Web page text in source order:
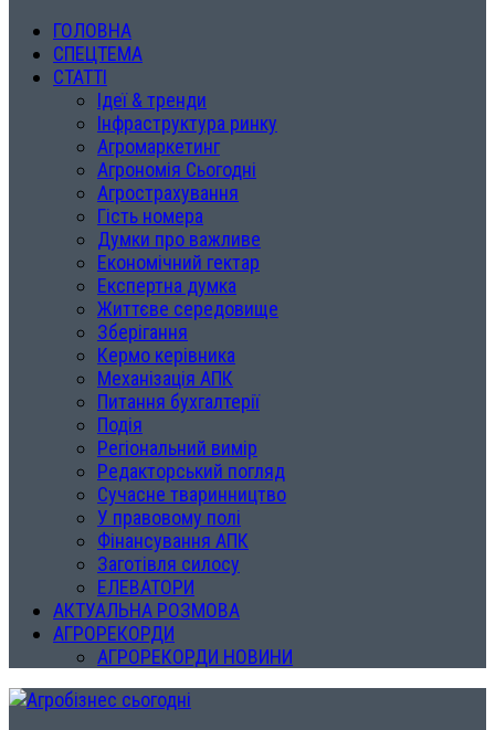
ГОЛОВНА
СПЕЦТЕМА
СТАТТІ
Ідеї & тренди
Інфраструктура ринку
Агромаркетинг
Агрономія Сьогодні
Агрострахування
Гість номера
Думки про важливе
Економічний гектар
Експертна думка
Життєве середовище
Зберігання
Кермо керівника
Механізація АПК
Питання бухгалтерії
Подія
Регіональний вимір
Редакторський погляд
Сучасне тваринництво
У правовому полі
Фінансування АПК
Заготівля силосу
ЕЛЕВАТОРИ
АКТУАЛЬНА РОЗМОВА
АГРОРЕКОРДИ
АГРОРЕКОРДИ НОВИНИ